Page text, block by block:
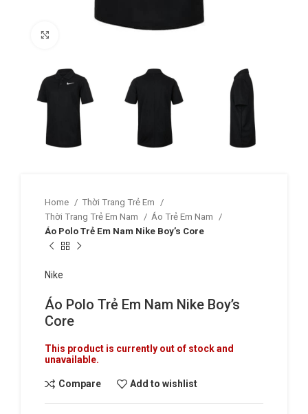
Home
Thời Trang Trẻ Em
Thời Trang Trẻ Em Nam
Áo Trẻ Em Nam
Áo Polo Trẻ Em Nam Nike Boy’s Core
Nike
Áo Polo Trẻ Em Nam Nike Boy’s
Core
This product is currently out of stock and
unavailable.
Compare Add to wishlist